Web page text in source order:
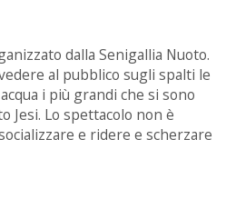
dalla Senigallia Nuoto.
al pubblico sugli spalti le
i più grandi che si sono
Jesi. Lo spettacolo non è
e ridere e scherzare